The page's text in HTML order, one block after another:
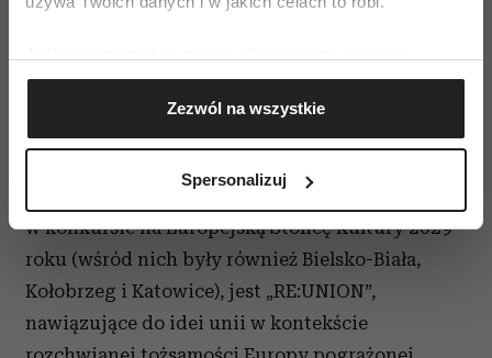
Gromadzić dane dotyczące Twojej lokalizacji
geograficznej z dokładnością nawet do kilku metrów
Identyfikować Twoje urządzenie, aktywnie
(fingerprinting, czyli wirtualny odcisk palca)
dane są przetwarzane oraz ustaw własne preferencje w
sekcji szczegółów
. W Deklaracji plików cookie możesz
zmienić lub wycofać swoją zgodę w dowolnej chwili.
Wykorzystujemy pliki cookie do spersonalizowania treści
Zezwól na wszystkie
Spersonalizuj
materiał prasowe Miasta Lublin)
Lublin na tle innych miast startujących
w konkursie na Europejską Stolicę Kultury 2029
roku (wśród nich były również Bielsko-Biała,
Kołobrzeg i Katowice), jest „RE:UNION”,
nawiązujące do idei unii w kontekście